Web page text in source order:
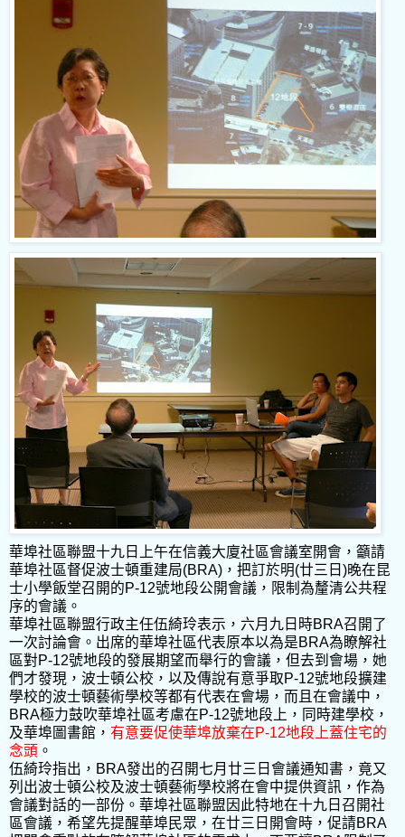
華埠社區聯盟十九日上午在信義大廈社區會議室開會，籲請
華埠社區督促波士頓重建局(BRA)，把訂於明(廿三日)晚在昆
士小學飯堂召開的P-12號地段公開會議，限制為釐清公共程
序的會議。
華埠社區聯盟行政主任伍綺玲表示，六月九日時BRA召開了
一次討論會。出席的華埠社區代表原本以為是BRA為瞭解社
區對P-12號地段的發展期望而舉行的會議，但去到會場，她
們才發現，波士頓公校，以及傳說有意爭取P-12號地段擴建
學校的波士頓藝術學校等都有代表在會場，而且在會議中，
BRA極力鼓吹華埠社區考慮在P-12號地段上，同時建學校，
及華埠圖書館， 有意要促使華埠放棄在P-12地段上蓋住宅的
念頭 。
伍綺玲指出，BRA發出的召開七月廿三日會議通知書，竟又
列出波士頓公校及波士頓藝術學校將在會中提供資訊，作為
會議對話的一部份。華埠社區聯盟因此特地在十九日召開社
區會議，希望先提醒華埠民眾，在廿三日開會時，促請BRA